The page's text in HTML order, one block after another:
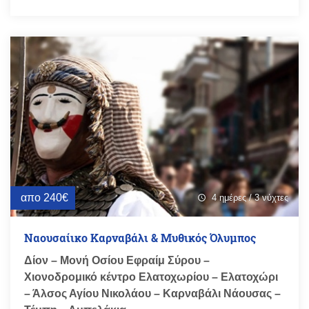
απο 240€ schedule 4 ημέρες / 3 νύχτες
Ναουσαίικο Καρναβάλι & Μυθικός Όλυμπος
Δίον – Μονή Οσίου Εφραίμ Σύρου –
Χιονοδρομικό κέντρο Ελατοχωρίου – Ελατοχώρι
– Άλσος Αγίου Νικολάου – Καρναβάλι Νάουσας –